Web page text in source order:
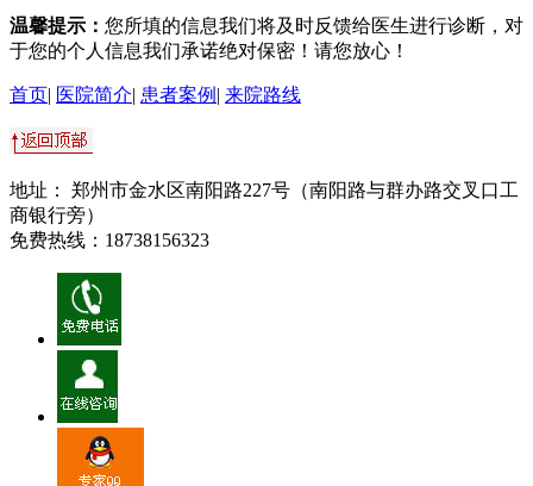
温馨提示： 您所填的信息我们将及时反馈给医生进行诊断，对
于您的个人信息我们承诺绝对保密！请您放心！
首页| 医院简介| 患者案例 | 来院路线
地址： 郑州市金水区南阳路227号（南阳路与群办路交叉口工
商银行旁）
免费热线：18738156323